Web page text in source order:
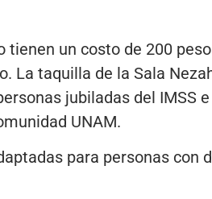
un costo de 200
La taquilla de la Sala
jubiladas del IMSS
UNAM.
para personas con